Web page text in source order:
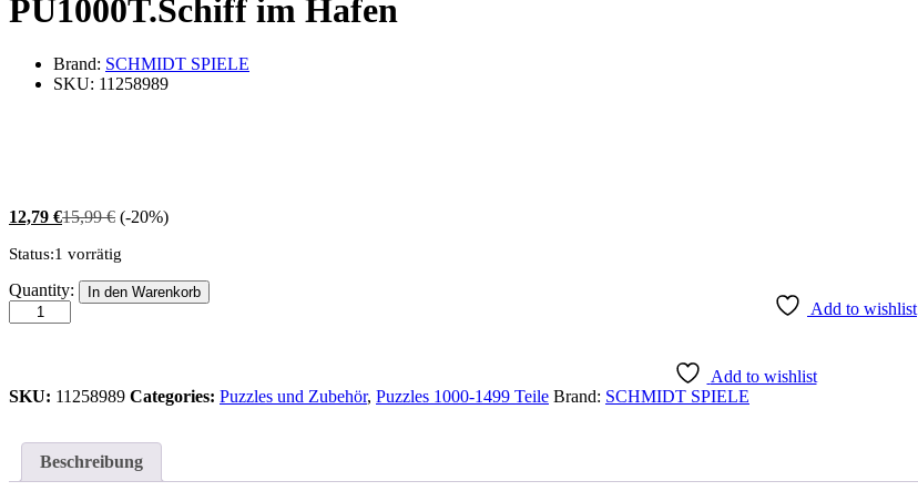
PU1000T.Schiff im Hafen
Brand: SCHMIDT SPIELE
SKU: 11258989
12,79 €15,99€ (-20%)
Status:1 vorrätig
PU1000T.Schiff
Hafen
Quantity: In den Warenkorb
Add to wishlist
Add to wishlist
SKU: 11258989 Categories: Puzzles und Zubehör, Puzzles 1000-1499 Teile Brand: SCHMIDT SPIELE
Beschreibung